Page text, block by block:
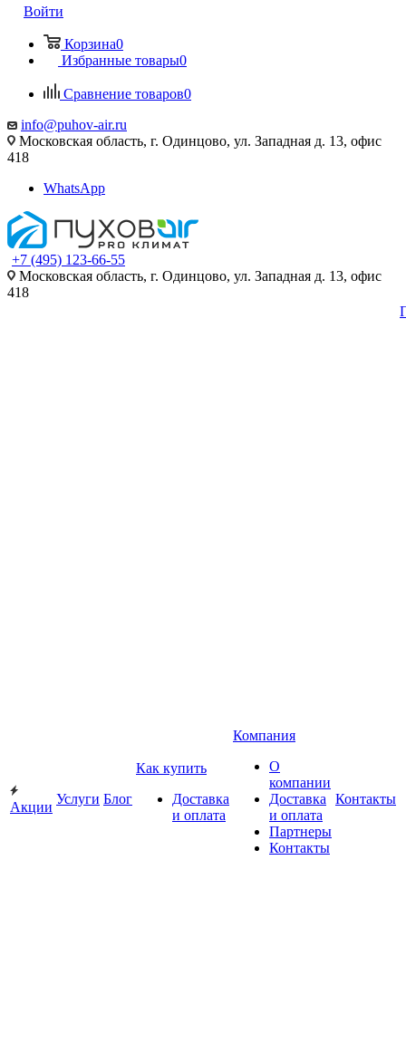
Войти
Корзина0
Избранные товары0
Сравнение товаров0
info@puhov-air.ru
Московская область, г. Одинцово, ул. Западная д. 13, офис
418
WhatsApp
+7 (495) 123-66-55
Московская область, г. Одинцово, ул. Западная д. 13, офис
418
Акции
Услуги Блог
Как купить
Доставка
и оплата
Компания
О
компании
Доставка
и оплата
Партнеры
Контакты
Контакты